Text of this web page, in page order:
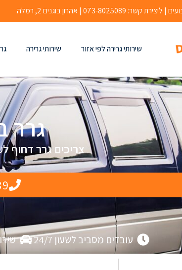
8025089 | אהרון בוגנים 2, רמלה
שירותי גרירה לפי אזור שירותי גרירה
גרר
עובדים מסביב לשעון 24/7
צריכים גרר דחוף